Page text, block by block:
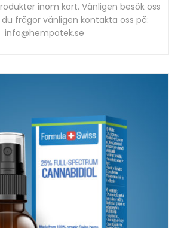
inom kort. Vänligen besök oss
du frågor vänligen kontakta oss på:
info@hempotek.se